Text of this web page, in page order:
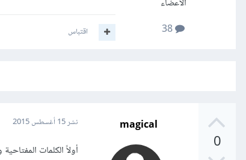
الأعضاء
اقتباس
0
magical نشر15 أغسطس 2015
أولاً الكلمات